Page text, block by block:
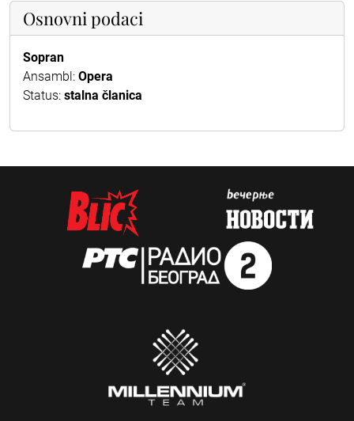
Osnovni podaci
Sopran
Ansambl: Opera
Status: stalna članica